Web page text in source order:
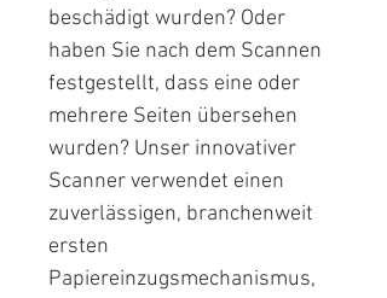
beschädigt wurden? Oder
haben Sie nach dem Scannen
festgestellt, dass eine oder
mehrere Seiten übersehen
wurden? Unser innovativer
Scanner verwendet einen
zuverlässigen, branchenweit
ersten
Papiereinzugsmechanismus,